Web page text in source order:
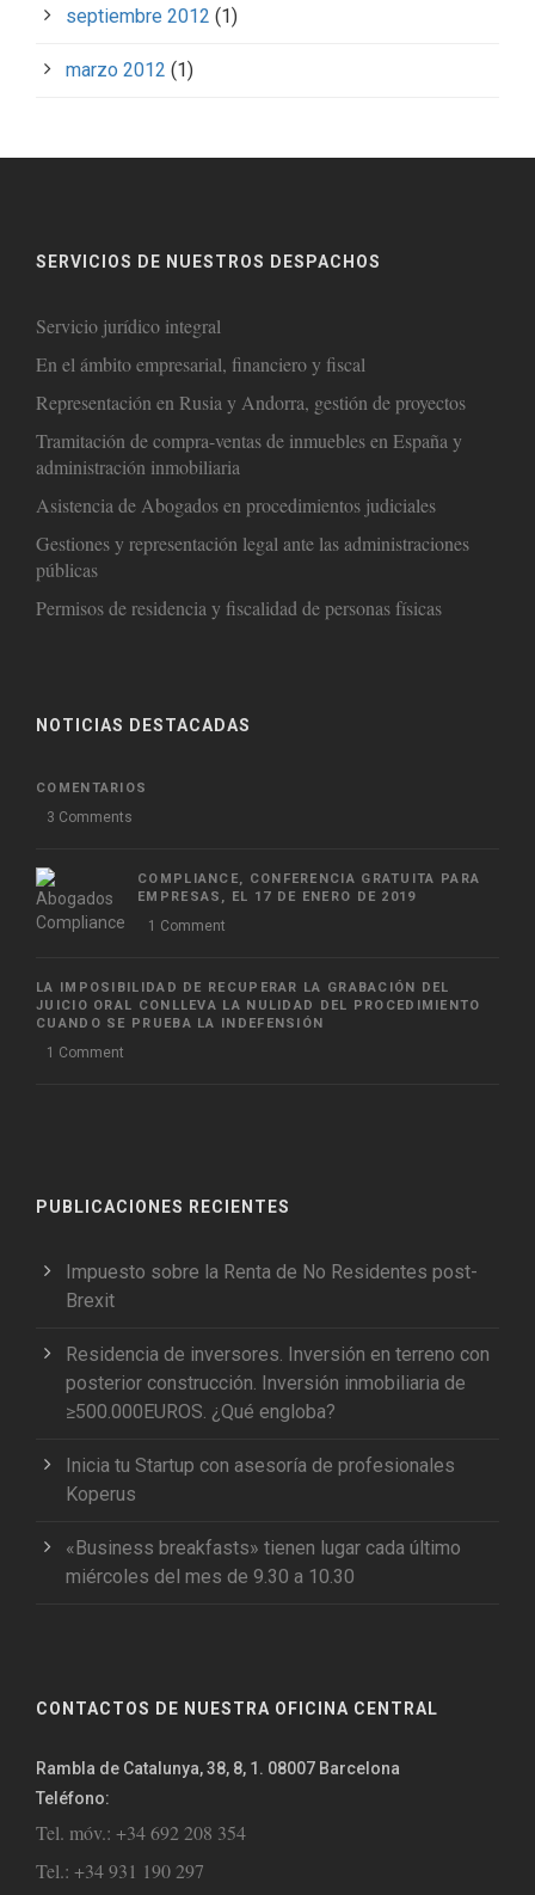
septiembre 2012 (1)
marzo 2012 (1)
SERVICIOS DE NUESTROS DESPACHOS
Servicio jurídico integral
En el ámbito empresarial, financiero y fiscal
Representación en Rusia y Andorra, gestión de proyectos
Tramitación de compra-ventas de inmuebles en España y
administración inmobiliaria
Asistencia de Abogados en procedimientos judiciales
Gestiones y representación legal ante las administraciones
públicas
Permisos de residencia y fiscalidad de personas físicas
NOTICIAS DESTACADAS
COMENTARIOS
3 Comments
COMPLIANCE, CONFERENCIA GRATUITA PARA
EMPRESAS, EL 17 DE ENERO DE 2019
1 Comment
LA IMPOSIBILIDAD DE RECUPERAR LA GRABACIÓN DEL
JUICIO ORAL CONLLEVA LA NULIDAD DEL PROCEDIMIENTO
CUANDO SE PRUEBA LA INDEFENSIÓN
1 Comment
PUBLICACIONES RECIENTES
Impuesto sobre la Renta de No Residentes post-
Brexit
Residencia de inversores. Inversión en terreno con
posterior construcción. Inversión inmobiliaria de
≥500.000EUROS. ¿Qué engloba?
Inicia tu Startup con asesoría de profesionales
Koperus
«Business breakfasts» tienen lugar cada último
miércoles del mes de 9.30 a 10.30
CONTACTOS DE NUESTRA OFICINA CENTRAL
Rambla de Catalunya, 38, 8, 1. 08007 Barcelona
Teléfono:
Tel. móv.: +34 692 208 354
Tel.: +34 931 190 297